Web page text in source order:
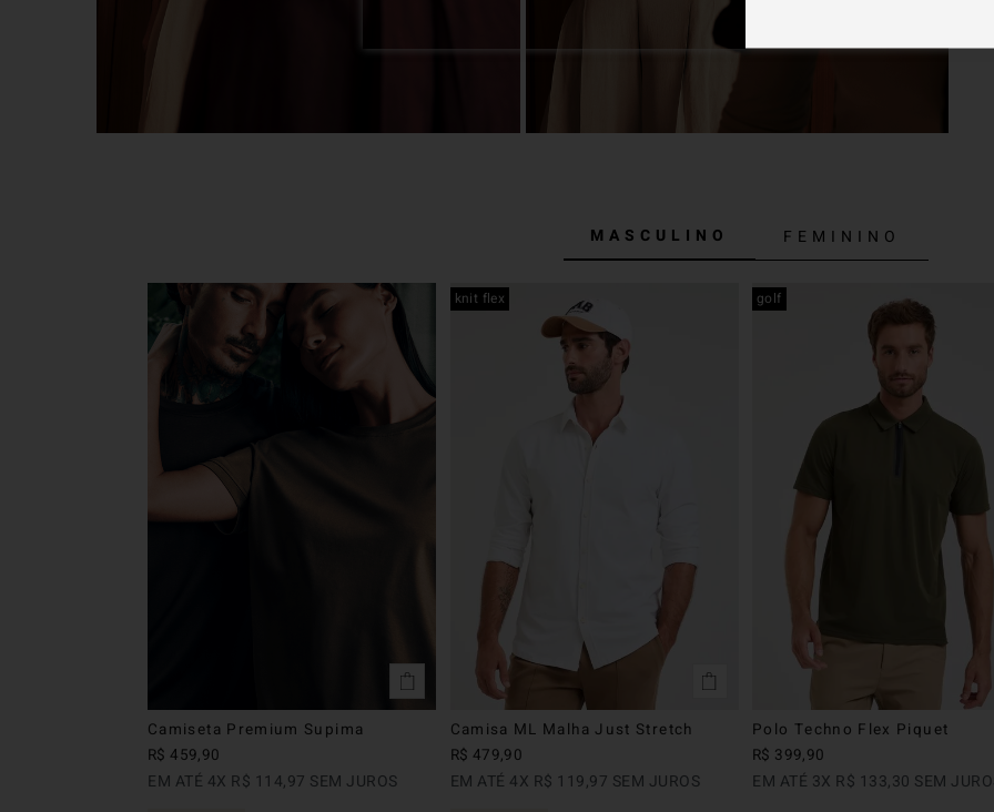
MASCULINO FEMININO
Camiseta Premium Supima
R$ 459,90
EM ATÉ 4X R$ 114,97 SEM JUROS
knit flex
Camisa ML Malha Just Stretch
R$ 479,90
EM ATÉ 4X R$ 119,97 SEM JUROS
golf
Polo Techno Flex Piquet
R$ 399,90
EM ATÉ 3X R$ 133,30 SEM